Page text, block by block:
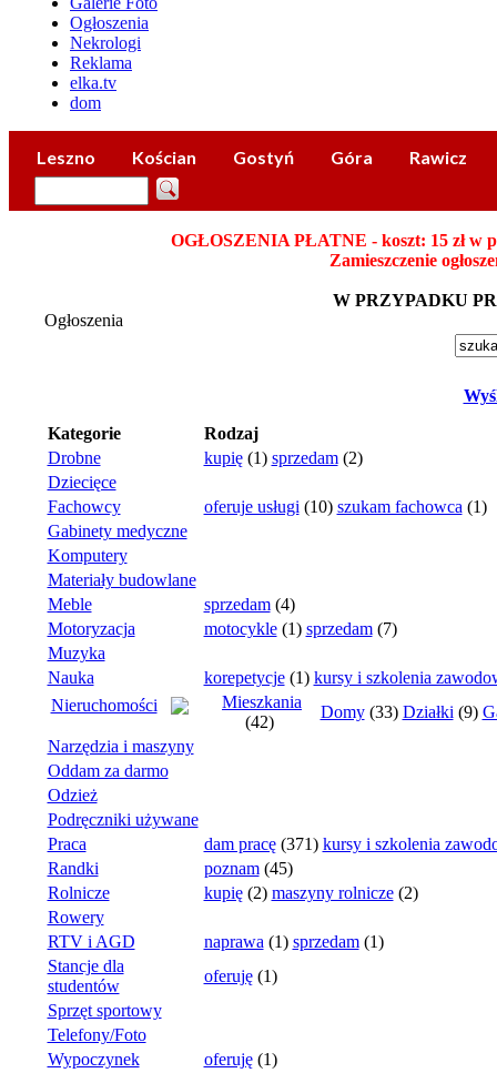
Ogłoszenia
Nekrologi
Reklama
elka.tv
dom
Leszno Kościan Gostyń Góra Rawicz
OGŁOSZENIA PŁATNE - koszt: 15 zł w
Zamieszczenie
W PRZYPADKU
Ogłoszenia
Kategorie
Rodzaj
Drobne
kupię(1) sprzedam(2)
Dziecięce
Fachowcy
oferuje usługi (10) szukam fachowca (1)
Gabinety medyczne
Komputery
Materiały budowlane
Meble
sprzedam(4)
Motoryzacja
motocykle(1) sprzedam(7)
Muzyka
Nauka
korepetycje(1) kursy i szkolenia
Nieruchomości
Mieszkania
(42)
Domy(33) Działki (9)
Narzędzia i maszyny
Oddam za darmo
Odzież
Podręczniki używane
Praca
dam pracę(371) kursy i szkolenia
Randki
poznam(45)
Rolnicze
kupię(2) maszyny rolnicze(2)
Rowery
RTV i AGD
naprawa (1) sprzedam(1)
Stancje dla
studentów
oferuję(1)
Sprzęt sportowy
Telefony/Foto
Wypoczynek
oferuję(1)